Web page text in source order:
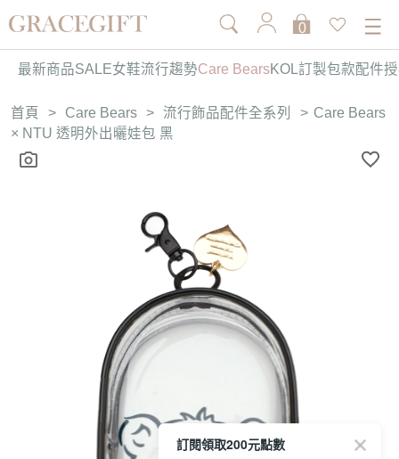
0
最新商品SALE女鞋流行趨勢Care BearsKOL訂製包款配件
首頁 > Care Bears > 流行飾品配件全系列 > Care Bears
× NTU 透明外出曬娃包 黑
訂閱領取200元點數